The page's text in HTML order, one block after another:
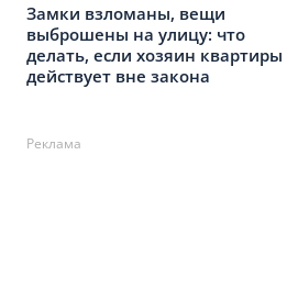
Замки взломаны, вещи
выброшены на улицу: что
делать, если хозяин квартиры
действует вне закона
Реклама